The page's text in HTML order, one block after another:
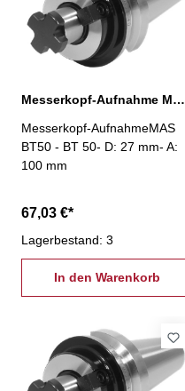
Messerkopf-Aufnahme MAS BT50, D:27 mm / A:100 mm
Messerkopf-AufnahmeMAS
BT50 - BT 50- D: 27 mm- A:
100 mm
67,03 €*
Lagerbestand: 3
In den Warenkorb